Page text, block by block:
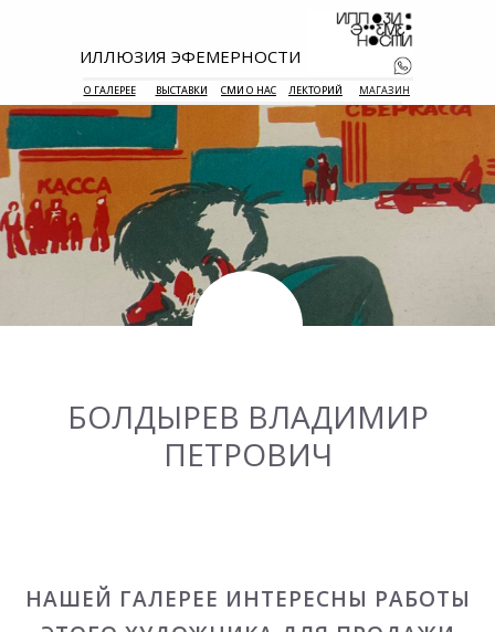
МАГАЗИН
ЛЕКТОРИЙ
СМИ О НАС
ВЫСТАВКИ
О ГАЛЕРЕЕ
ИЛЛЮЗИЯ ЭФЕМЕРНОСТИ
+7 938 177
БОЛДЫРЕВ ВЛАДИМИР
ПЕТРОВИЧ
НАШЕЙ ГАЛЕРЕЕ ИНТЕРЕСНЫ РАБОТЫ